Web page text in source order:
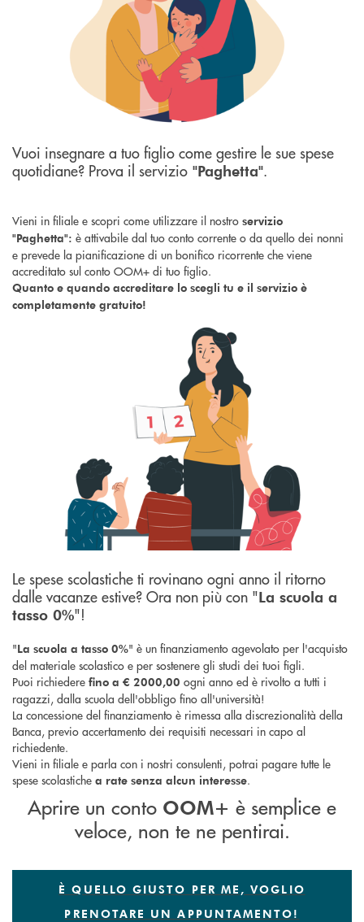
Vuoi insegnare a tuo figlio come gestire le sue spese
quotidiane? Prova il servizio "Paghetta".
Vieni in filiale e scopri come utilizzare il nostro servizio
"Paghetta": è attivabile dal tuo conto corrente o da quello dei nonni
e prevede la pianificazione di un bonifico ricorrente che viene
accreditato sul conto OOM+ di tuo figlio.
Quanto e quando accreditare lo scegli tu e il servizio è
completamente gratuito!
Le spese scolastiche ti rovinano ogni anno il ritorno
dalle vacanze estive? Ora non più con "La scuola a
tasso 0%"!
"La scuola a tasso 0%" è un finanziamento agevolato per l'acquisto
del materiale scolastico e per sostenere gli studi dei tuoi figli.
Puoi richiedere fino a € 2000,00 ogni anno ed è rivolto a tutti i
ragazzi, dalla scuola dell'obbligo fino all'università!
La concessione del finanziamento è rimessa alla discrezionalità della
Banca, previo accertamento dei requisiti necessari in capo al
richiedente.
Vieni in filiale e parla con i nostri consulenti, potrai pagare tutte le
spese scolastiche a rate senza alcun interesse.
Aprire un conto OOM+ è semplice e
veloce, non te ne pentirai.
È QUELLO GIUSTO PER ME, VOGLIO
PRENOTARE UN APPUNTAMENTO!